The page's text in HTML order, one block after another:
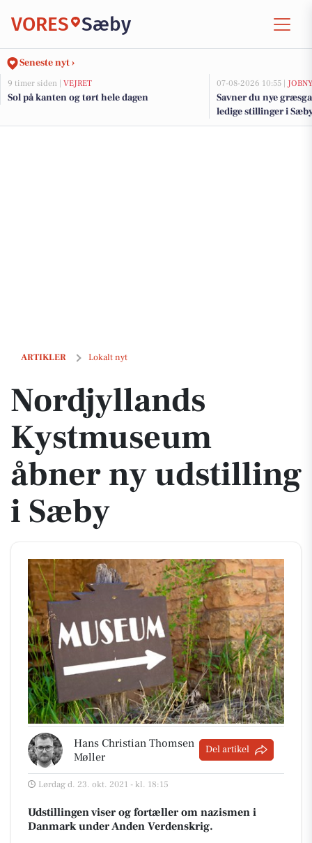
VORES Sæby
Seneste nyt ›
9 timer siden | VEJRET
Sol på kanten og tørt hele dagen
07-08-2026 10:55 |
Savner du nye
ledige stillinger i
ARTIKLER Lokalt nyt
Nordjyllands Kystmuseum åbner ny udstilling i Sæby
Nordjyllands
Kystmuseum
åbner ny udstilling
i Sæby
Hans Christian Thomsen
Møller
Del artikel
Lørdag d. 23. okt. 2021 - kl. 18:15
Udstillingen viser og fortæller om nazismen i
Danmark under Anden Verdenskrig.